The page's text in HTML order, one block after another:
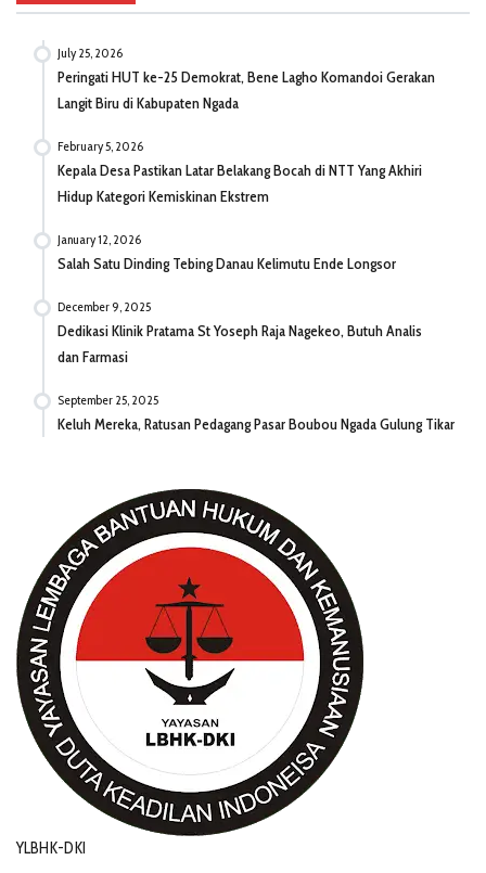
July 25, 2026
Peringati HUT ke-25 Demokrat, Bene Lagho Komandoi Gerakan
Langit Biru di Kabupaten Ngada
February 5, 2026
Kepala Desa Pastikan Latar Belakang Bocah di NTT Yang Akhiri
Hidup Kategori Kemiskinan Ekstrem
January 12, 2026
Salah Satu Dinding Tebing Danau Kelimutu Ende Longsor
December 9, 2025
Dedikasi Klinik Pratama St Yoseph Raja Nagekeo, Butuh Analis
dan Farmasi
September 25, 2025
Keluh Mereka, Ratusan Pedagang Pasar Boubou Ngada Gulung Tikar
YLBHK-DKI